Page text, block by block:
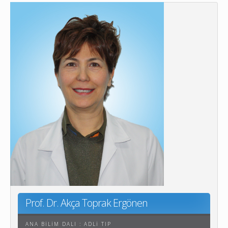
Prof. Dr. Akça Toprak Ergönen
ANA BILIM DALI : ADLI TIP